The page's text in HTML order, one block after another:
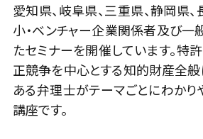
愛知県、岐阜県、三重県、静岡県
小・ベンチャー企業関係者及び一
たセミナーを開催しています。特
正競争を中心とする知的財産全般
ある弁理士がテーマごとにわかり
講座です。